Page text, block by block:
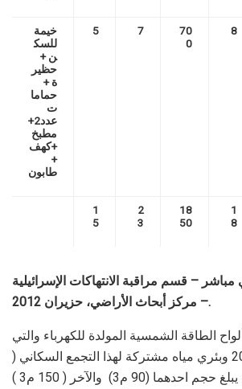
8
70
0
7
5
خيمة
للسك
ن +
حظير
ة +
حماما
ت
عدد2+
مطبخ
+كهف
+
طابون
1
8
18
50
2
3
1
5
– قسم مراقبة الانتهاكات الإسرائيلية
– مركز أبحاث الأراضي، حزيران 2012.
الطاقة الشمسية المولدة للكهرباء والتي
أقيمت في العام 2011 وبئري مياه مشتركة لهذا التجمع السكاني (
القسم الرابع )، حيث يبلغ حجم احدهما (90 م3) والآخر ( 150 م3 )